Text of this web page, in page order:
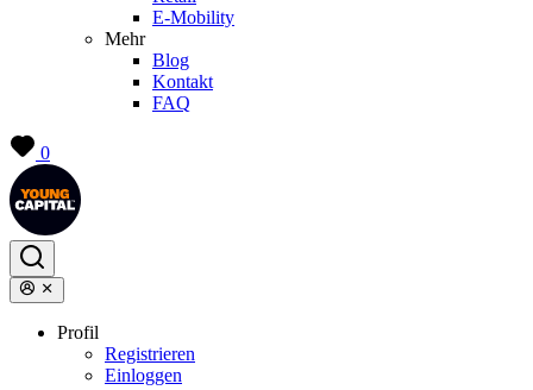
E-Mobility
Mehr
Blog
Kontakt
FAQ
0
Profil
Registrieren
Einloggen